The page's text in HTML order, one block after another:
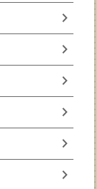
chevron_right
chevron_right
chevron_right
chevron_right
chevron_right
chevron_right